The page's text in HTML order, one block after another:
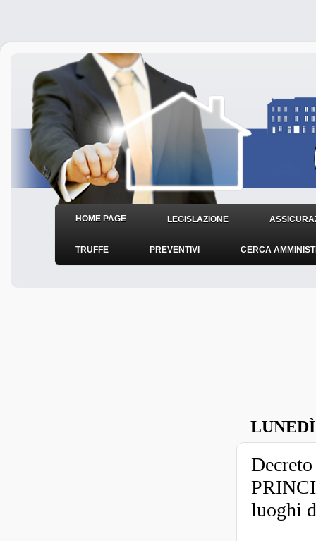
HOME PAGE LEGISLAZIONE
TRUFFE PREVENTIVI CERCA
luoghi